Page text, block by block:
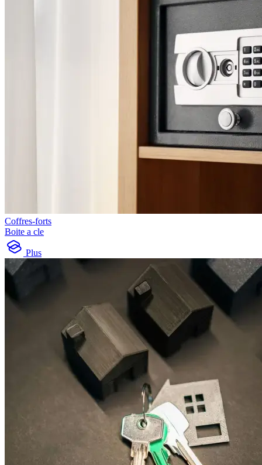
Coffres-forts
Boite a cle
Plus